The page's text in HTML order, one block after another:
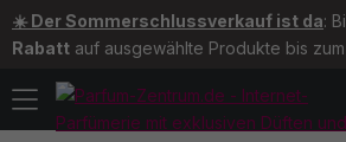
☀️ Der Sommerschlussverkauf ist da:
Rabatt auf ausgewählte Produkte bis zum